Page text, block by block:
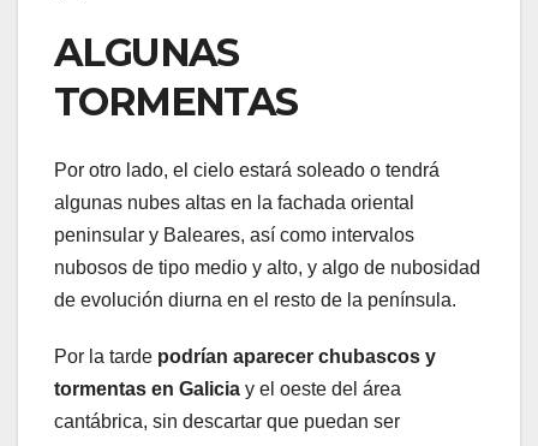
ALGUNAS
TORMENTAS
Por otro lado, el cielo estará soleado o tendrá
algunas nubes altas en la fachada oriental
peninsular y Baleares, así como intervalos
nubosos de tipo medio y alto, y algo de nubosidad
de evolución diurna en el resto de la península.
Por la tarde podrían aparecer chubascos y
tormentas en Galicia y el oeste del área
cantábrica, sin descartar que puedan ser